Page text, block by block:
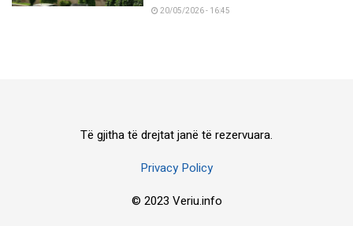
20/05/2026 - 16:45
Të gjitha të drejtat janë të rezervuara.
Privacy Policy
© 2023 Veriu.info